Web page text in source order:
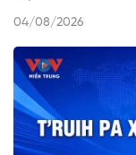
04/08/2026